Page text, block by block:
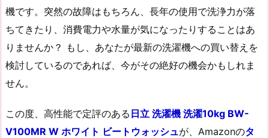
機です。突然の故障はもちろん、長年の使用で洗浄力が落
ちてきたり、消費電力や水量が気になったりすることはあ
りませんか？ もし、あなたが最新の洗濯機への買い替えを
検討しているのであれば、今がその絶好の機会かもしれま
せん。
この度、高性能で定評のある 日立 洗濯機 洗濯10kg BW-
V100MR W ホワイト ビートウォッシュが、Amazonのタ